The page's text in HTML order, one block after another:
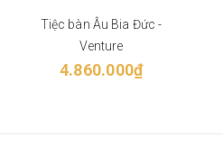
Tiệc bàn Âu Bia Đức -
Venture
4.860.000₫